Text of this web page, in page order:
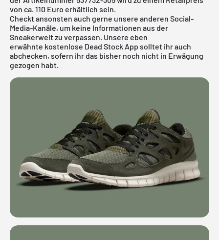
von ca. 110 Euro erhältlich sein.
Checkt ansonsten auch gerne unsere anderen Social-
Media-Kanäle, um keine Informationen aus der
Sneakerwelt zu verpassen. Unsere eben
erwähnte kostenlose Dead Stock App solltet ihr auch
abchecken, sofern ihr das bisher noch nicht in Erwägung
gezogen habt.